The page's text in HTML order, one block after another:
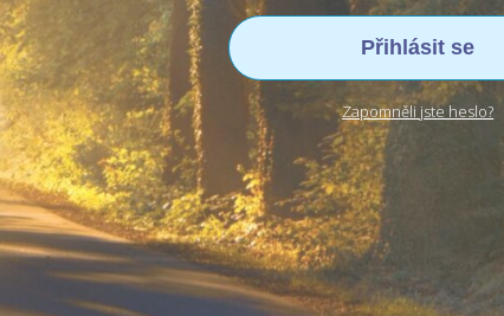
Přihlásit se
Zapomněli jste heslo?